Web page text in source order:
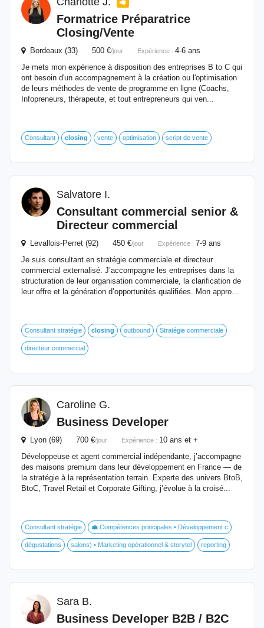
Formatrice Préparatrice
Closing/Vente
Bordeaux (33) 500 €/jour Expérience : 4-6 ans
Je mets mon expérience à disposition des entreprises B to C qui
ont besoin d'un accompagnement à la création ou l'optimisation
de leurs méthodes de vente de programme en ligne (Coachs,
Infopreneurs, thérapeute, et tout entrepreneurs qui ven...
Consultant closing vente optimisation script de vente
Salvatore I.
Consultant commercial senior &
Directeur commercial
Levallois-Perret (92) 450 €/jour Expérience : 7-9 ans
Je suis consultant en stratégie commerciale et directeur
commercial externalisé. J’accompagne les entreprises dans la
structuration de leur organisation commerciale, la clarification de
leur offre et la génération d’opportunités qualifiées. Mon appro...
Consultant stratégie closing outbound Stratégie commerciale
directeur commercial
Caroline G.
Business Developer
Lyon (69) 700 €/jour Expérience : 10 ans et +
Développeuse et agent commercial indépendante, j’accompagne
des maisons premium dans leur développement en France — de
la stratégie à la représentation terrain. Experte des univers BtoB,
BtoC, Travel Retail et Corporate Gifting, j’évolue à la croisé...
Consultant stratégie 💼 Compétences principales • Développement c
dégustations salons) • Marketing opérationnel & storytel reporting
Sara B.
Business Developer B2B / B2C